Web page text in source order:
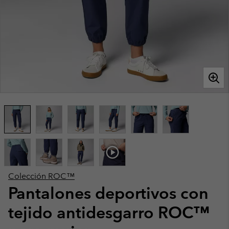
Colección ROC™
Pantalones deportivos con
tejido antidesgarro ROC™